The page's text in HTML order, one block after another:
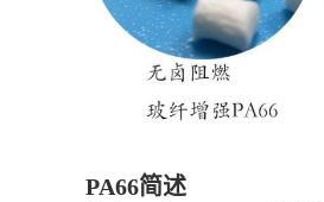
PA66简述